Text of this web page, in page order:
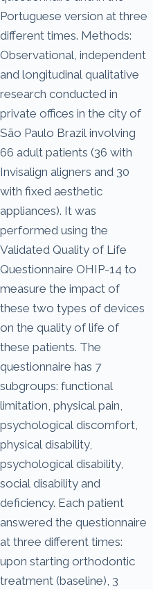
Portuguese version at three
different times. Methods:
Observational, independent
and longitudinal qualitative
research conducted in
private offices in the city of
São Paulo Brazil involving
66 adult patients (36 with
Invisalign aligners and 30
with fixed aesthetic
appliances). It was
performed using the
Validated Quality of Life
Questionnaire OHIP-14 to
measure the impact of
these two types of devices
on the quality of life of
these patients. The
questionnaire has 7
subgroups: functional
limitation, physical pain,
psychological discomfort,
physical disability,
psychological disability,
social disability and
deficiency. Each patient
answered the questionnaire
at three different times:
upon starting orthodontic
treatment (baseline), 3